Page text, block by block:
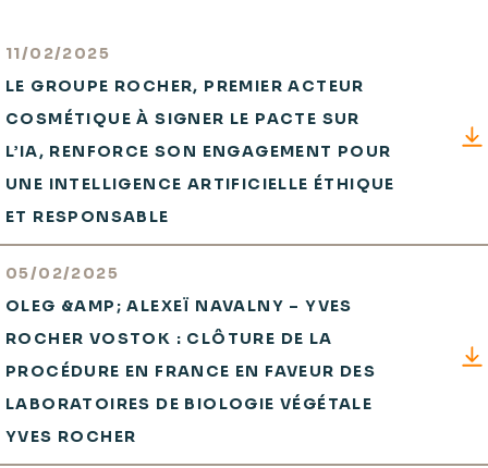
11/02/2025
LE GROUPE ROCHER, PREMIER ACTEUR
COSMÉTIQUE À SIGNER LE PACTE SUR
L’IA, RENFORCE SON ENGAGEMENT POUR
UNE INTELLIGENCE ARTIFICIELLE ÉTHIQUE
ET RESPONSABLE
05/02/2025
OLEG &AMP; ALEXEÏ NAVALNY – YVES
ROCHER VOSTOK : CLÔTURE DE LA
PROCÉDURE EN FRANCE EN FAVEUR DES
LABORATOIRES DE BIOLOGIE VÉGÉTALE
YVES ROCHER